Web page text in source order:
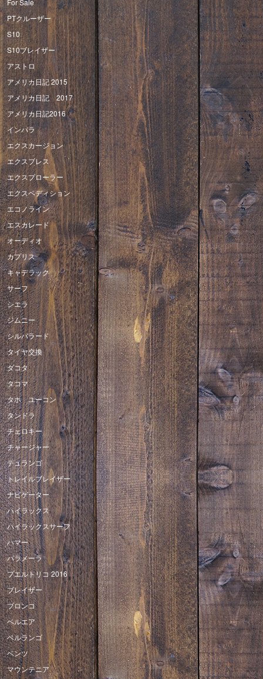
For Sale
PTクルーザー
S10
S10ブレイザー
アストロ
アメリカ日記 2015
アメリカ日記 2017
アメリカ日記2016
インパラ
エクスカージョン
エクスプレス
エクスプローラー
エクスペディション
エコノライン
エスカレード
オーディオ
カプリス
キャデラック
サーフ
シエラ
ジムニー
シルバラード
タイヤ交換
ダコタ
タコマ
タホ ユーコン
タンドラ
チェロキー
チャージャー
デュランゴ
トレイルブレイザー
ナビゲーター
ハイラックス
ハイラックスサーフ
ハマー
パラメーラ
プエルトリコ 2016
ブレイザー
ブロンコ
ベルエア
ベルランゴ
ベンツ
マウンテニア